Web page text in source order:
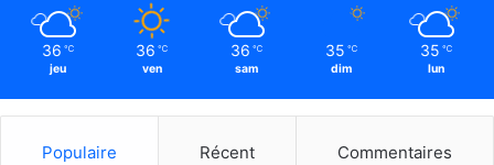
36 ℃
jeu
36 ℃
ven
36 ℃
sam
35 ℃
dim
35 ℃
lun
Populaire Récent Commentaires